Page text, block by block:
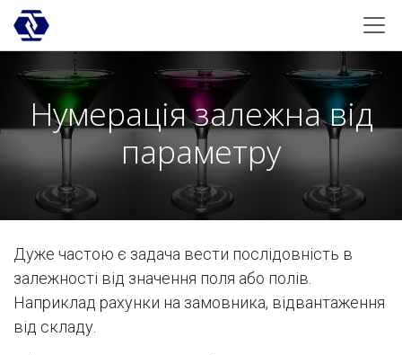
Skip to Content
Нумерація залежна від
параметру
Дуже частою є задача вести послідовність в
залежності від значення поля або полів.
Наприклад рахунки на замовника, відвантаження
від складу.